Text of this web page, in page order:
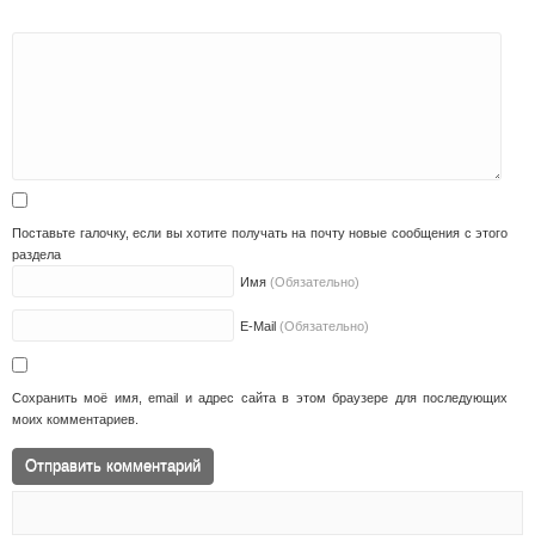
Поставьте галочку, если вы хотите получать на почту новые сообщения с этого
раздела
Имя (Обязательно)
E-Mail (Обязательно)
Сохранить моё имя, email и адрес сайта в этом браузере для последующих
моих комментариев.